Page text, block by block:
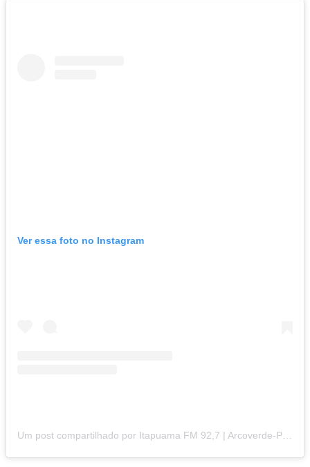
Ver essa foto no Instagram